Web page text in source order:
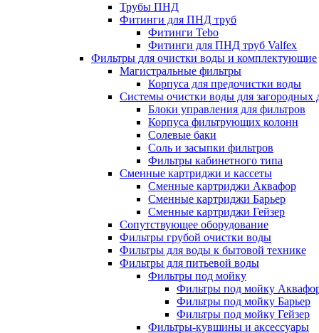
Трубы ПНД
Фитинги для ПНД труб
Фитинги Tebo
Фитинги для ПНД труб Valfex
Фильтры для очистки воды и комплектующие
Магистральные фильтры
Корпуса для предочистки воды
Системы очистки воды для загородных
Блоки управления для фильтров
Корпуса фильтрующих колонн
Солевые баки
Соль и засыпки фильтров
Фильтры кабинетного типа
Сменные картриджи и кассеты
Сменные картриджи Аквафор
Сменные картриджи Барьер
Сменные картриджи Гейзер
Сопутствующее оборудование
Фильтры грубой очистки воды
Фильтры для воды к бытовой технике
Фильтры для питьевой воды
Фильтры под мойку
Фильтры под мойку
Фильтры под мойку Барьер
Фильтры под мойку Гейзер
Фильтры-кувшины и аксессуары